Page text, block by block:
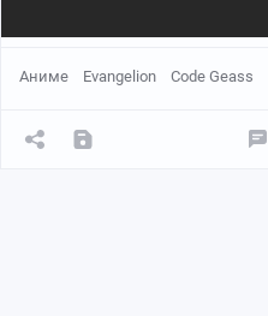
Аниме Evangelion Code Geass